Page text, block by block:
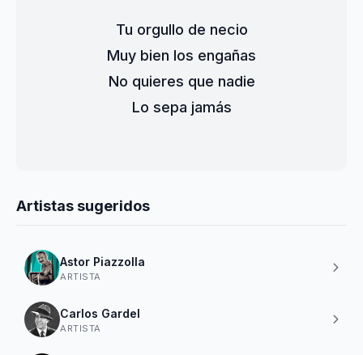
Tu orgullo de necio
Muy bien los engañas
No quieres que nadie
Lo sepa jamás
Artistas sugeridos
Astor Piazzolla
ARTISTA
Carlos Gardel
ARTISTA